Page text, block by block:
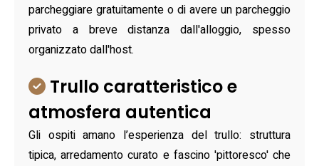
parcheggiare gratuitamente o di avere un parcheggio
privato a breve distanza dall'alloggio, spesso
organizzato dall'host.
Trullo caratteristico e
atmosfera autentica
Gli ospiti amano l’esperienza del trullo: struttura
tipica, arredamento curato e fascino 'pittoresco' che